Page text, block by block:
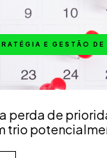
E GESTÃO DE
perda de
trio